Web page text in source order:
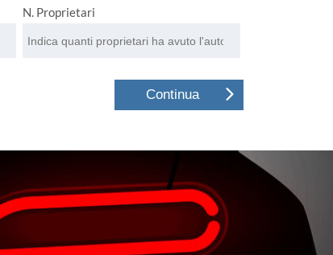
N. Proprietari
Continua